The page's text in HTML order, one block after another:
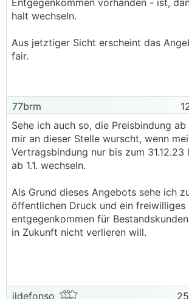
Entgegenkommen vorhanden - ist,
halt wechseln.
Aus jetztiger Sicht erscheint das
fair.
77brm
Sehe ich auch so, die Preisbindung ab
mir an dieser Stelle wurscht, wenn
Vertragsbindung nur bis zum 31.12.23
ab 1.1. wechseln.
Als Grund dieses Angebots sehe ich
öffentlichen Druck und ein freiwilliges
entgegenkommen für
in Zukunft nicht verlieren will.
ildefonso